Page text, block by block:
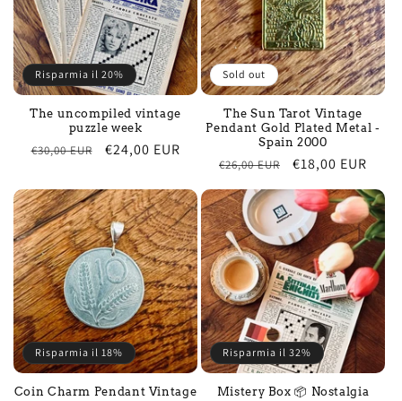
Risparmia il 20%
The uncompiled vintage
puzzle week
Regular
€30,00 EUR
Sale
€24,00 EUR
Sold out
The Sun Tarot Vintage
Pendant Gold Plated Metal -
Spain 2000
Regular
€26,00 EUR
Sale
€18,00 EUR
Risparmia il 18%
Coin Charm Pendant Vintage
Risparmia il 32%
Mistery Box 📦 Nostalgia